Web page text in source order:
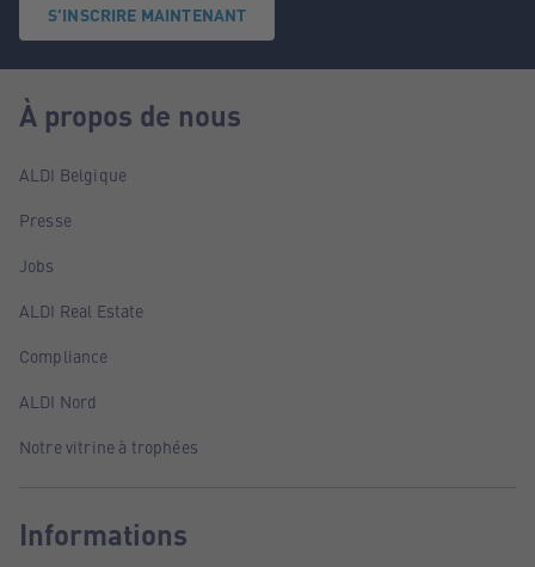
S'INSCRIRE MAINTENANT
À propos de nous
ALDI Belgique
Presse
Jobs
ALDI Real Estate
Compliance
ALDI Nord
Notre vitrine à trophées
Informations